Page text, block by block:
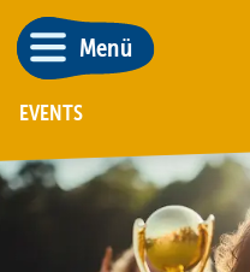
Menü
EVENTS